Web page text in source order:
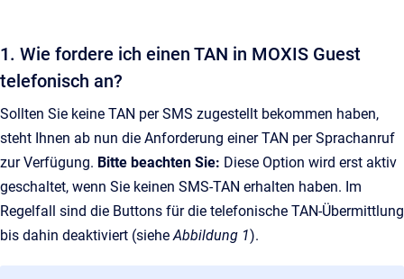
1. Wie fordere ich einen TAN in MOXIS Guest
telefonisch an?
Sollten Sie keine TAN per SMS zugestellt bekommen haben,
steht Ihnen ab nun die Anforderung einer TAN per Sprachanruf
zur Verfügung. Bitte beachten Sie: Diese Option wird erst aktiv
geschaltet, wenn Sie keinen SMS-TAN erhalten haben. Im
Regelfall sind die Buttons für die telefonische TAN-Übermittlung
bis dahin deaktiviert (sieheAbbildung 1).